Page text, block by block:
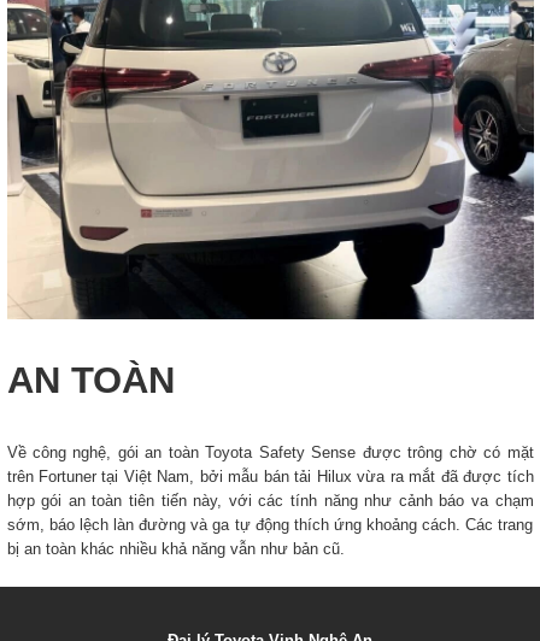
AN TOÀN
Về công nghệ, gói an toàn Toyota Safety Sense được trông chờ có mặt
trên Fortuner tại Việt Nam, bởi mẫu bán tải Hilux vừa ra mắt đã được tích
hợp gói an toàn tiên tiến này, với các tính năng như cảnh báo va chạm
sớm, báo lệch làn đường và ga tự động thích ứng khoảng cách. Các trang
bị an toàn khác nhiều khả năng vẫn như bản cũ.